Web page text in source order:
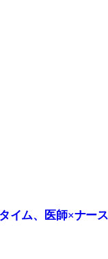
イム、医師×ナー